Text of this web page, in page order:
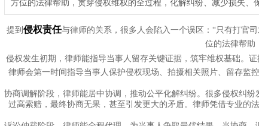
方位的法律帮助，贯穿侵权维权的全过程，化解纠纷、减少损失、
提到 侵权责任与律师的关系，很多人会陷入一个误区：“只有打官
位的法律帮助
侵权发生初期，律师能指导当事人留存关键证据，筑牢维权基础。证
律师会第一时间指导当事人保护侵权现场、拍摄相关照片、留存监
协商调解阶段，律师能居中协调，推动公平化解纠纷。很多侵权纠
过高索赔，最终协商无果，甚至引发更大的矛盾。律师凭借专业的